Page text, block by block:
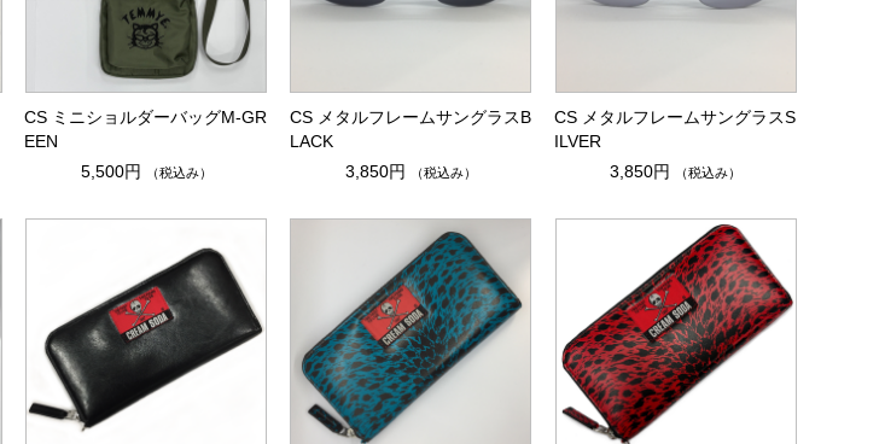
CS ミニショルダーバッグM-GR
EEN
5,500円
（税込み）
CS メタルフレームサングラスB
LACK
3,850円
（税込み）
CS メタルフレームサングラスS
ILVER
3,850円
（税込み）